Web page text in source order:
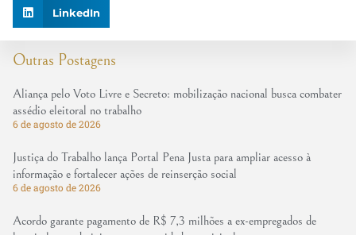
Outras Postagens
Aliança pelo Voto Livre e Secreto: mobilização nacional busca combater
assédio eleitoral no trabalho
6 de agosto de 2026
Justiça do Trabalho lança Portal Pena Justa para ampliar acesso à
informação e fortalecer ações de reinserção social
6 de agosto de 2026
Acordo garante pagamento de R$ 7,3 milhões a ex-empregados de
LinkedIn